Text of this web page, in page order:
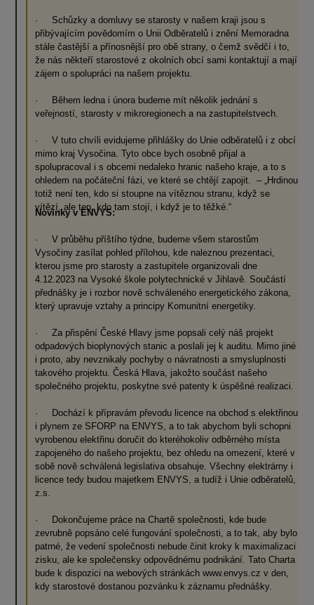
· Schůzky a domluvy se starosty v našem kraji jsou s
přibývajícím povědomím o Unii Odběratelů i znění Memoradna
stále častější a přínosnější pro obě strany, o čemž svědčí i to,
že nás někteří starostové z okolních obcí sami kontaktují a mají
zájem o spolupráci na našem projektu.
· Během ledna i února budeme mít několik jednání s
veřejností, starosty v mikroregionech a na zastupitelstvech.
· V tuto chvíli evidujeme přihlášky do Unie odběratelů i z obcí
mimo kraj Vysočina. Tyto obce bych osobně přijal a
spolupracoval i s obcemi nedaleko hranic našeho kraje, a to s
ohledem na počáteční fázi, ve které se chtějí zapojit. – „Hrdinou
totiž není ten, kdo si stoupne na vítěznou stranu, když se
vítězí, ale ten, kdo tam stojí, i když je to těžké.“
Novinky v ENVYS:
· V průběhu příštího týdne, budeme všem starostům
Vysočiny zasílat pohled přílohou, kde naleznou prezentaci,
kterou jsme pro starosty a zastupitele organizovali dne
4.12.2023 na Vysoké škole polytechnické v Jihlavě. Součástí
přednášky je i rozbor nově schváleného energetického zákona,
který upravuje vztahy a principy Komunitní energetiky.
· Za přispění České Hlavy jsme popsali celý náš projekt
odpadových bioplynových stanic a poslali jej k auditu. Mimo jiné
i proto, aby nevznikaly pochyby o návratnosti a smysluplnosti
takového projektu. Česká Hlava, jakožto součást našeho
společného projektu, poskytne své patenty k úspěšné realizaci.
· Dochází k přípravám převodu licence na obchod s elektřinou
i plynem ze SFORP na ENVYS, a to tak abychom byli schopni
vyrobenou elektřinu doručit do kteréhokoliv odběrného místa
zapojeného do našeho projektu, bez ohledu na omezení, které v
sobě nově schválená legislativa obsahuje. Všechny elektrárny i
licence tedy budou majetkem ENVYS, a tudíž i Unie odběratelů,
z.s.
· Dokončujeme práce na Chartě společnosti, kde bude
zevrubně popsáno celé fungování společnosti, a to tak, aby bylo
patrné, že vedení společnosti nebude činit kroky k maximalizaci
zisku, ale ke společensky odpovědnému podnikání. Tato Charta
bude k dispozici na webových stránkách www.envys.cz v den,
kdy starostové dostanou pozvánku k záznamu přednášky.